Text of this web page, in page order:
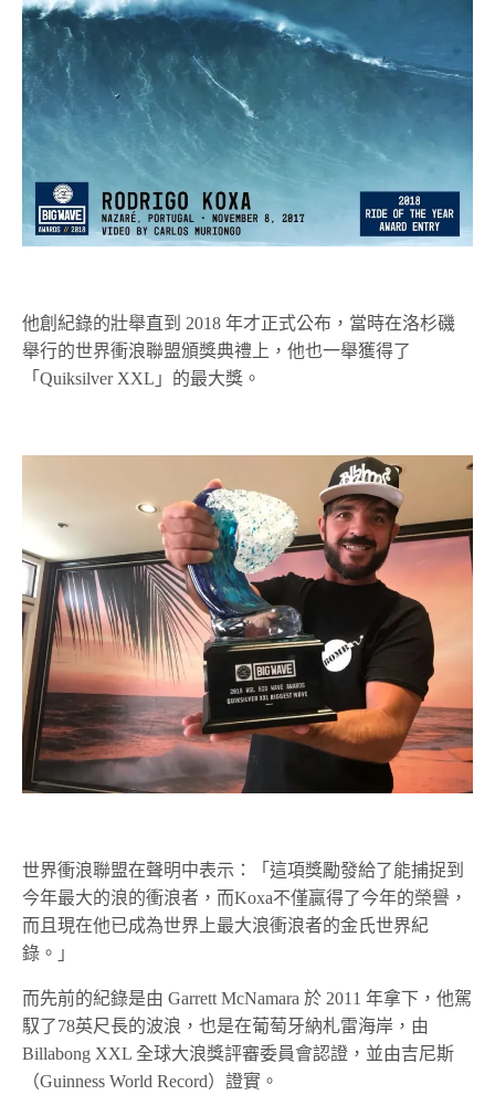
他創紀錄的壯舉直到 2018 年才正式公布，當時在洛杉磯
舉行的世界衝浪聯盟頒獎典禮上，他也一舉獲得了
「Quiksilver XXL」的最大獎。
世界衝浪聯盟在聲明中表示：「這項獎勵發給了能捕捉到
今年最大的浪的衝浪者，而Koxa不僅贏得了今年的榮譽，
而且現在他已成為世界上最大浪衝浪者的金氏世界紀
錄。」
而先前的紀錄是由 Garrett McNamara 於 2011 年拿下，他駕
馭了78英尺長的波浪，也是在葡萄牙納札雷海岸，由
Billabong XXL 全球大浪獎評審委員會認證，並由吉尼斯
（Guinness World Record）證實。